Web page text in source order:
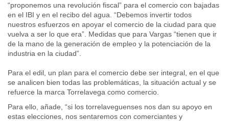
“proponemos una revolución fiscal” para el comercio con bajadas
en el IBI y en el recibo del agua. “Debemos invertir todos
nuestros esfuerzos en apoyar el comercio de la ciudad para que
vuelva a ser lo que era”. Medidas que para Vargas “tienen que ir
de la mano de la generación de empleo y la potenciación de la
industria en la ciudad”.
Para el edil, un plan para el comercio debe ser integral, en el que
se analicen bien todas las problemáticas, la situación actual y se
refuerce la marca Torrelavega como comercio.
Para ello, añade, “si los torrelaveguenses nos dan su apoyo en
estas elecciones, nos sentaremos con comerciantes y